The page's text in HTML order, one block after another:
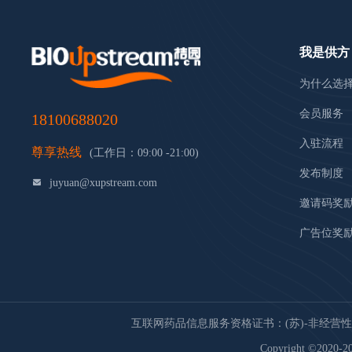
18100688020
尊享热线 (工作日：09:00 -21:00)
juyuan@xupstream.com
我是供方
为什么选
会员服务
入驻流程
发布制度
邀请码奖
广告位奖
互联网药品信息服务资格证书：(苏)-非经营性
Copyright ©2020-